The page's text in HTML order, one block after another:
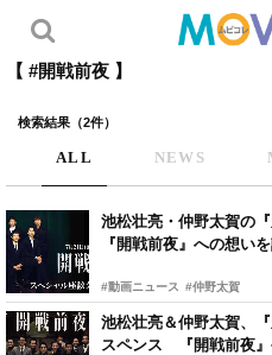
【 #開戦前夜 】
検索結果（2件）
ALL NEWS
池松壮亮・仲野太賀の
『開戦前夜』への想い
#動画ニュース #仲野太賀
池松壮亮＆仲野太賀、
スペンス 『開戦前夜